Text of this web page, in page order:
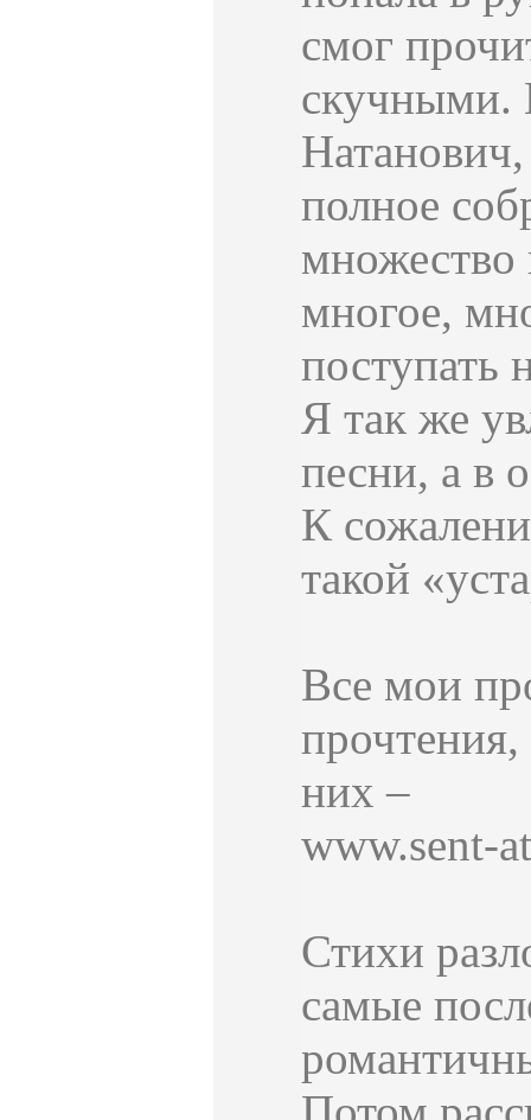
смог
скучными.
полное
множество
многое,
поступать
Я так же
песни, а в
К
такой
Все мои
прочтения,
них –
www.sent-
Стихи
самые